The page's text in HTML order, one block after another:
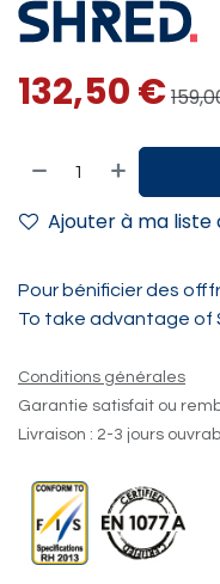
132,50€
Ajouter à ma liste
Pour bénificier des
To take advantage of
Conditions générales
Garantie satisfait ou
Livraison : 2-3 jours